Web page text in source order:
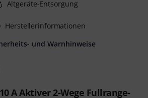
A Aktiver 2-Wege Fullrange-
Altgeräte-Entsorgung
Herstellerinformationen
und Warnhinweise